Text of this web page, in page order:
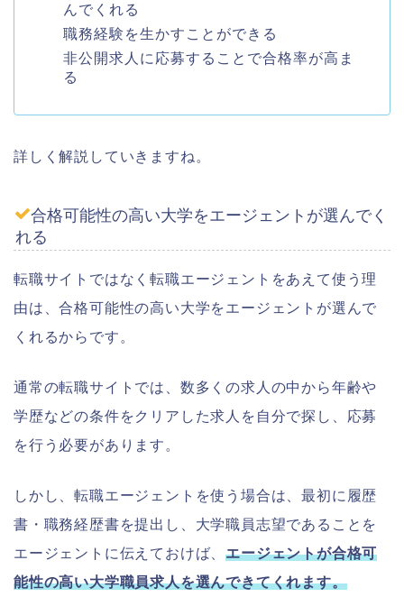
んでくれる
職務経験を生かすことができる
非公開求人に応募することで合格率が高ま
る
詳しく解説していきますね。
合格可能性の高い大学をエージェントが選んでく
れる
転職サイトではなく転職エージェントをあえて使う理
由は、合格可能性の高い大学をエージェントが選んで
くれるからです。
通常の転職サイトでは、数多くの求人の中から年齢や
学歴などの条件をクリアした求人を自分で探し、応募
を行う必要があります。
しかし、転職エージェントを使う場合は、最初に履歴
書・職務経歴書を提出し、大学職員志望であることを
エージェントに伝えておけば、エージェントが合格可
能性の高い大学職員求人を選んできてくれます。